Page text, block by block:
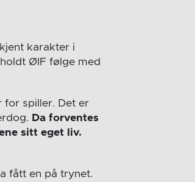
karakter i
ØIF følge med
for spiller. Det er
Da forventes
sitt eget liv.
fått en på trynet.